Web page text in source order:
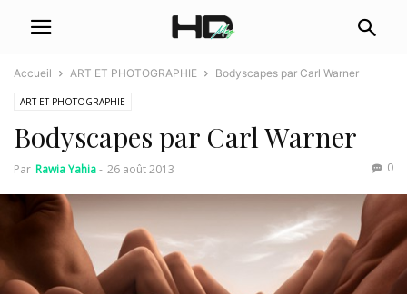
Accueil ART ET PHOTOGRAPHIE Bodyscapes par Carl Warner
ART ET PHOTOGRAPHIE
Bodyscapes par Carl Warner
Par Rawia Yahia- 26 août 2013 0